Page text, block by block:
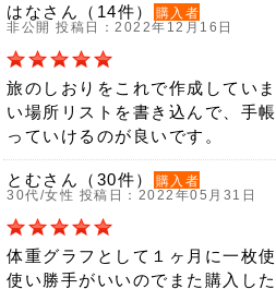
はなさん（14件）
購入者
非公開 投稿日：2022年12月16日
旅のしおりをこれで作成してい
い場所リストを書き込んで、手
っていけるのが良いです。
とむさん（30件）
購入者
30代/女性 投稿日：2022年05月31日
体重グラフとして１ヶ月に一枚使
使い勝手がいいのでまた購入した